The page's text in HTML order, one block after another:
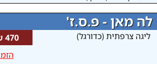
לה מאן - פ.ס.ז'
ליגה צרפתית (כדורגל)
470 ש"ח